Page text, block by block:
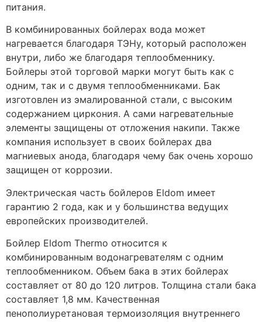
питания.
В комбинированных бойлерах вода может
нагревается благодаря ТЭНу, который расположен
внутри, либо же благодаря теплообменнику.
Бойлеры этой торговой марки могут быть как с
одним, так и с двумя теплообменниками. Бак
изготовлен из эмалированной стали, с высоким
содержанием циркония. А сами нагревательные
элементы защищены от отложения накипи. Также
компания использует в своих бойлерах два
магниевых анода, благодаря чему бак очень хорошо
защищен от коррозии.
Электрическая часть бойлеров Eldom имеет
гарантию 2 года, как и у большинства ведущих
европейских производителей.
Бойлер Eldom Thermo относится к
комбинированным водонагревателям с одним
теплообменником. Объем бака в этих бойлерах
составляет от 80 до 120 литров. Толщина стали бака
составляет 1,8 мм. Качественная
пенополиуретановая термоизоляция внутреннего